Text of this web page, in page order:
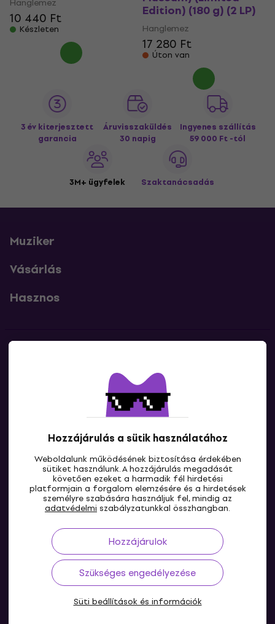
Hozzájárulás a sütik használatához
Weboldalunk működésének biztosítása érdekében
sütiket használunk. A hozzájárulás megadását
követően ezeket a harmadik fél hirdetési
platformjain a forgalom elemzésére és a hirdetések
személyre szabására használjuk fel, mindig az
adatvédelmi szabályzatunkkal összhangban.
Hozzájárulok
Szükséges engedélyezése
Süti beállítások és információk
10 440 Ft
Készleten
Edition) (180 g) (2 LP)
Hanglemez
17 280 Ft
Úton van
3 év kiterjesztett
garancia
Áruvisszaküldés
30 napig
Ingyenes szállítás
59 000 Ft -tól
3M+ ügyfelek Szaktanácsadás
Muziker
Vásárlás
Hasznos
Lépj kapcsolatba velünk
HU